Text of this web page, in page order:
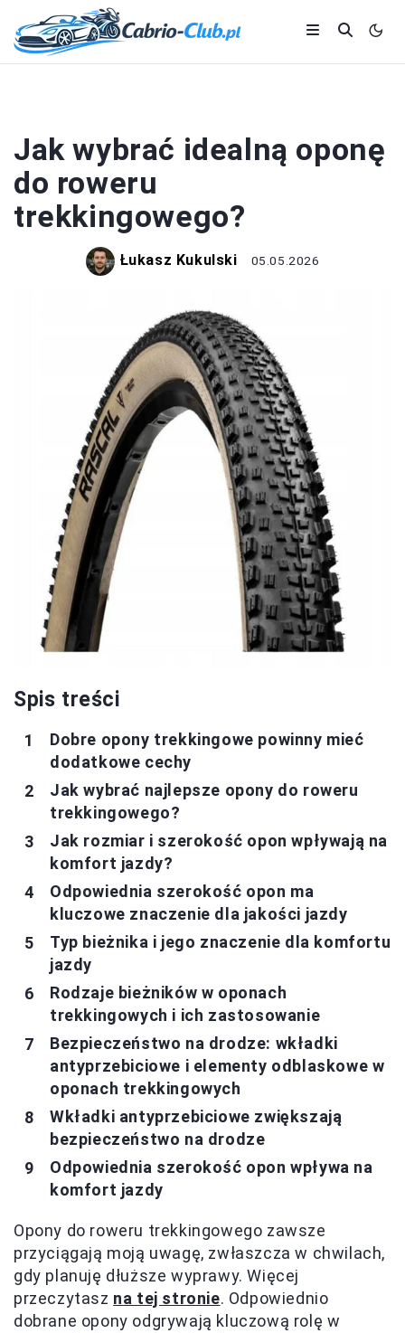
Jak wybrać idealną oponę
do roweru
trekkingowego?
Łukasz Kukulski 05.05.2026
Spis treści
Dobre opony trekkingowe powinny mieć
dodatkowe cechy
Jak wybrać najlepsze opony do roweru
trekkingowego?
Jak rozmiar i szerokość opon wpływają na
komfort jazdy?
Odpowiednia szerokość opon ma
kluczowe znaczenie dla jakości jazdy
Typ bieżnika i jego znaczenie dla komfortu
jazdy
Rodzaje bieżników w oponach
trekkingowych i ich zastosowanie
Bezpieczeństwo na drodze: wkładki
antyprzebiciowe i elementy odblaskowe w
oponach trekkingowych
Wkładki antyprzebiciowe zwiększają
bezpieczeństwo na drodze
Odpowiednia szerokość opon wpływa na
komfort jazdy
Opony do roweru trekkingowego zawsze
przyciągają moją uwagę, zwłaszcza w chwilach,
gdy planuję dłuższe wyprawy. Więcej
przeczytasz na tej stronie. Odpowiednio
dobrane opony odgrywają kluczową rolę w